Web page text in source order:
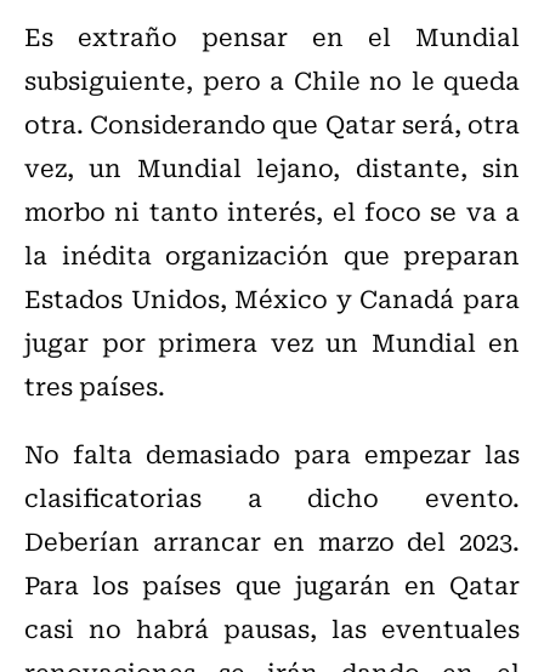
Es extraño pensar en el Mundial
subsiguiente, pero a Chile no le queda
otra. Considerando que Qatar será, otra
vez, un Mundial lejano, distante, sin
morbo ni tanto interés, el foco se va a
la inédita organización que preparan
Estados Unidos, México y Canadá para
jugar por primera vez un Mundial en
tres países.
No falta demasiado para empezar las
clasificatorias a dicho evento.
Deberían arrancar en marzo del 2023.
Para los países que jugarán en Qatar
casi no habrá pausas, las eventuales